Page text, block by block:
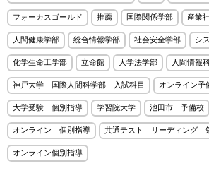
フォーカスゴールド 推薦 国際関係学部 産業
人間健康学部 総合情報学部 社会安全学部 シ
化学生命工学部 立命館 大学法学部 人間情報
神戸大学 国際人間科学部 入試科目 オンライン予
大学受験 個別指導 学習院大学 池田市 予備校
オンライン 個別指導 共通テスト リーディング
オンライン個別指導